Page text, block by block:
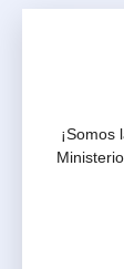
¡Somos